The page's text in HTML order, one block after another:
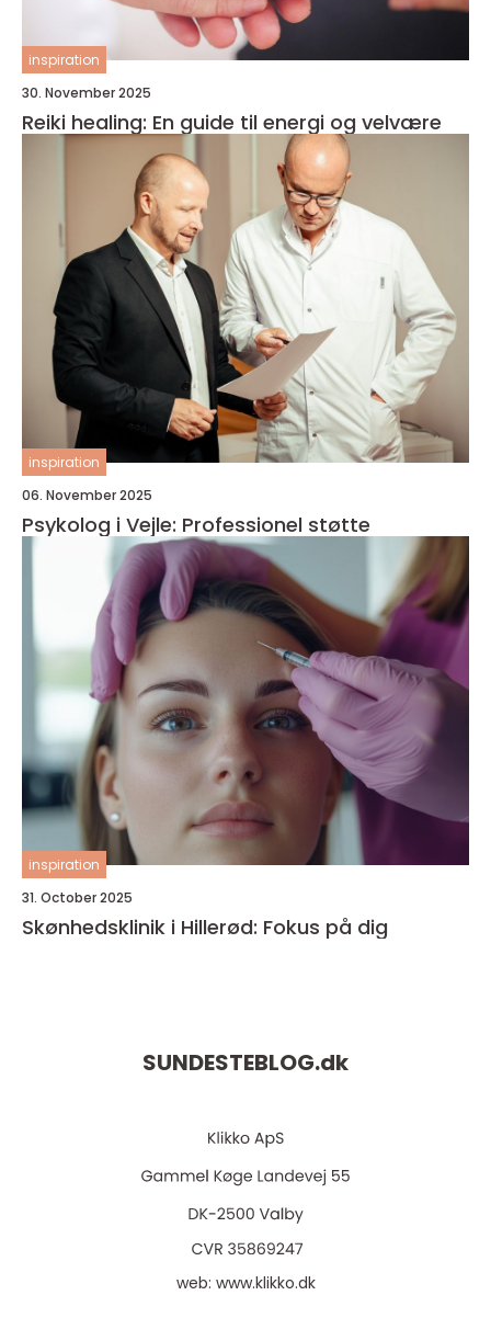
inspiration
30. November 2025
Reiki healing: En guide til energi og velvære
inspiration
06. November 2025
Psykolog i Vejle: Professionel støtte
inspiration
31. October 2025
Skønhedsklinik i Hillerød: Fokus på dig
SUNDESTEBLOG.dk
web: www.klikko.dk